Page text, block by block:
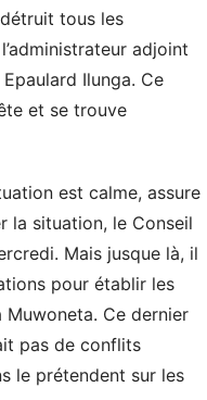
tous les
adjoint
Ilunga. Ce
et se trouve
est calme, assure
la situation, le Conseil
Mais jusque là, il
pour établir les
Ce dernier
pas de conflits
le prétendent sur les